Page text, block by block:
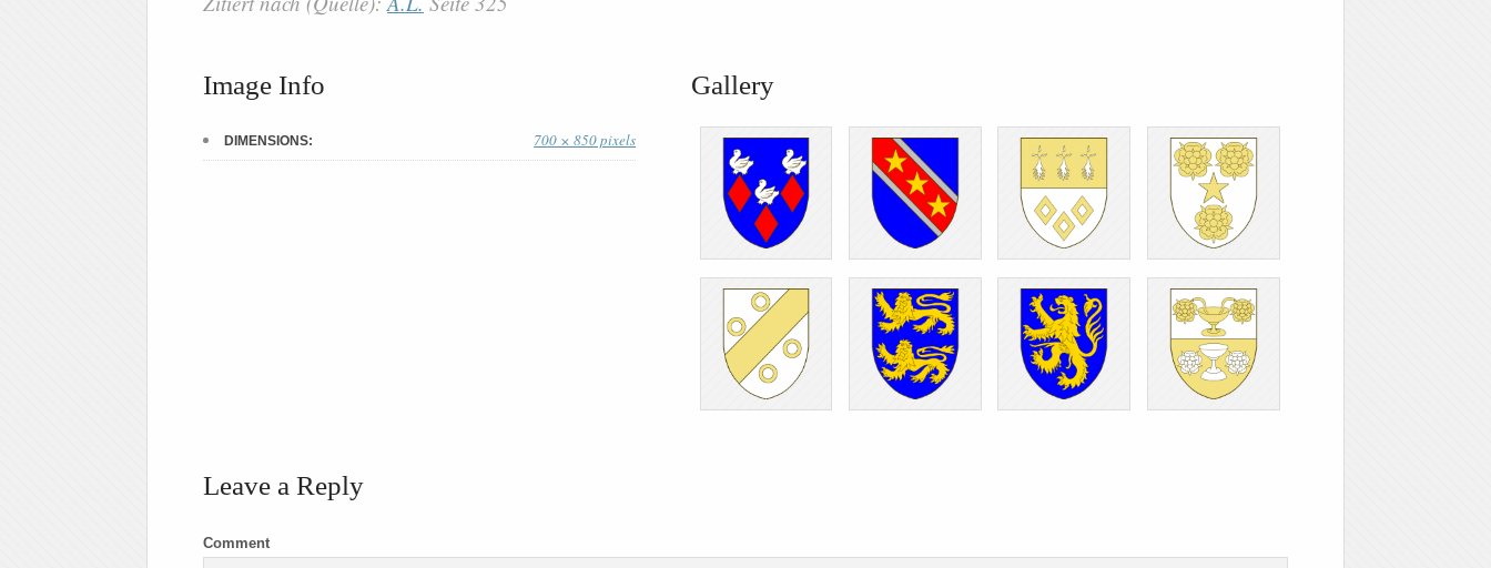
Image Info
DIMENSIONS: 700 × 850 pixels
Gallery
Leave a Reply
Comment